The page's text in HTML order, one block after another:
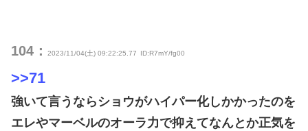
104： 2023/11/04(土) 09:22:25.77 ID:R7mY/fg00
>>71
強いて言うならショウがハイパー化しかかったのを
エレやマーベルのオーラ力で抑えてなんとか正気を